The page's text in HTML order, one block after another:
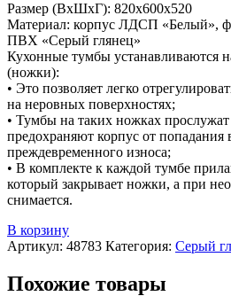
Размер (ВхШхГ): 820х600х520
Материал: корпус ЛДСП «Белый»,
ПВХ «Серый глянец»
Кухонные тумбы устанавливаются
(ножки):
• Это позволяет легко
на неровных поверхностях;
• Тумбы на таких ножках
предохраняют корпус от попадания
преждевременного износа;
• В комплекте к каждой тумбе
который закрывает ножки, а при
снимается.
В корзину
Артикул: 48783 Категория: Серый
Похожие товары